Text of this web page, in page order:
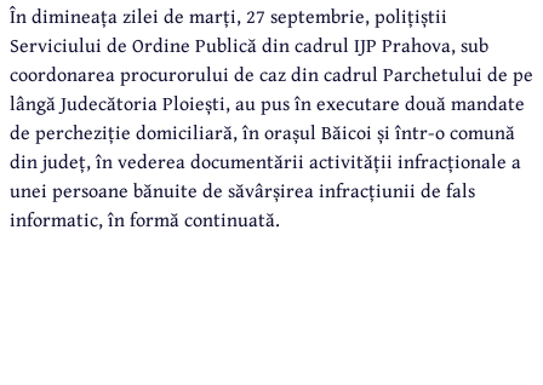
În dimineața zilei de marți, 27 septembrie, polițiștii
Serviciului de Ordine Publică din cadrul IJP Prahova, sub
coordonarea procurorului de caz din cadrul Parchetului de pe
lângă Judecătoria Ploiești, au pus în executare două mandate
de percheziție domiciliară, în orașul Băicoi și într-o comună
din județ, în vederea documentării activității infracționale a
unei persoane bănuite de săvârșirea infracțiunii de fals
informatic, în formă continuată.